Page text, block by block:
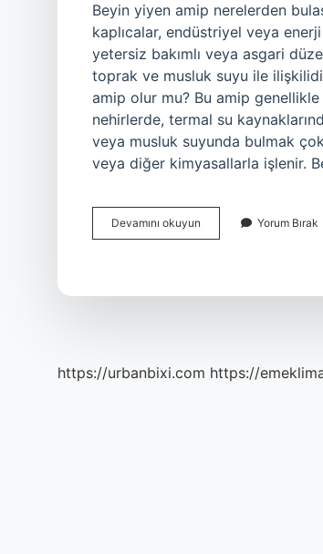
Beyin yiyen amip nerelerden
kaplıcalar, endüstriyel veya
yetersiz bakımlı veya asgari
toprak ve musluk suyu ile
amip olur mu? Bu amip
nehirlerde, termal su
veya musluk suyunda bulmak
veya diğer kimyasallarla işlenir.
Devamını okuyun
Yiyen
Yorum Bırak
https://urbanbixi.com https://